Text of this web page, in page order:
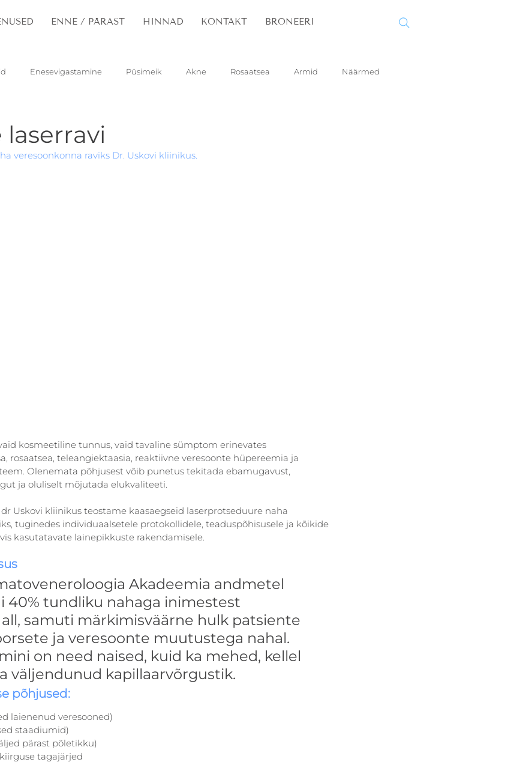
ENNE / PÄRAST HINNAD KONTAKT BRONEERI
Enesevigastamine Püsimeik Akne Rosaatsea Armid Näärmed
veresoonkonna raviks Dr. Uskovi kliinikus.
kosmeetiline tunnus, vaid tavaline sümptom erinevates
rosaatsea, teleangiektaasia, reaktiivne veresoonte hüpereemia ja
Olenemata põhjusest võib punetus tekitada ebamugavust,
ja oluliselt mõjutada elukvaliteeti.
Uskovi kliinikus teostame kaasaegseid laserprotseduure naha
tuginedes individuaalsetele protokollidele, teaduspõhisusele ja kõikide
kasutatavate lainepikkuste rakendamisele.
Akadeemia andmetel
40% tundliku nahaga inimestest
samuti märkimisväärne hulk patsiente
ja veresoonte muutustega nahal.
on need naised, kuid ka mehed, kellel
väljendunud kapillaarvõrgustik.
põhjused:
laienenud veresooned)
staadiumid)
pärast põletikku)
tagajärjed